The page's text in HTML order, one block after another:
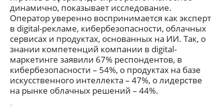
динамично, показывает исследование.
Оператор уверенно воспринимается как эксперт
в digital-рекламе, кибербезопасности, облачных
сервисах и продуктах, основанных на ИИ. Так, о
знании компетенций компании в digital-
маркетинге заявили 67% респондентов, в
кибербезопасности – 54%, о продуктах на базе
искусственного интеллекта – 47%, о лидерстве
на рынке облачных решений – 44%.